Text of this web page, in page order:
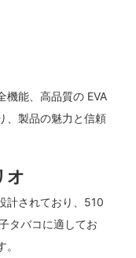
機能、高品質の EVA
、製品の魅力と信頼
オ
計されており、510
タバコに適してお